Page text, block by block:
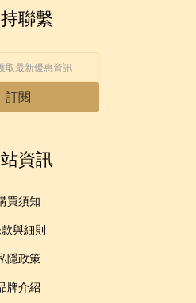
聯繫
訂閱
資訊
買須知
與細則
隱政策
牌介紹